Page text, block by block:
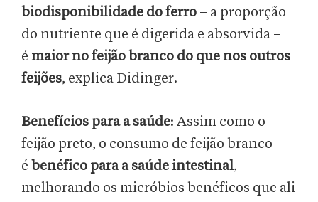
biodisponibilidade do ferro – a proporção
do nutriente que é digerida e absorvida –
é maior no feijão branco do que nos outros
feijões, explica Didinger.
Benefícios para a saúde: Assim como o
feijão preto, o consumo de feijão branco
é benéfico para a saúde intestinal,
melhorando os micróbios benéficos que ali